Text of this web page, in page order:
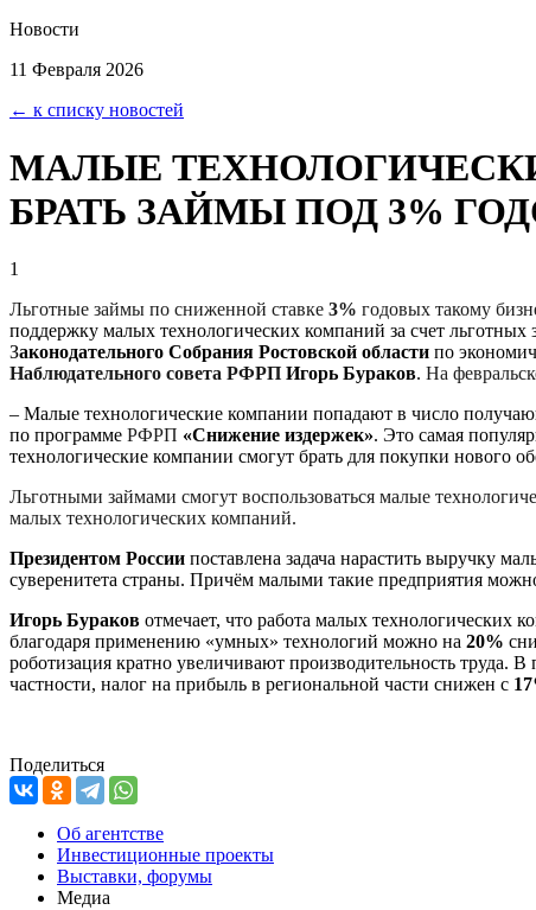
Новости
11 Февраля 2026
← к списку новостей
МАЛЫЕ
БРАТЬ ЗАЙМЫ ПОД 3%
1
Льготные займы по сниженной ставке 3% годовых такому
поддержку малых технологических компаний за счет льготных
Законодательного Собрания Ростовской области по
Наблюдательного совета РФРП Игорь Бураков. На
– Малые технологические компании попадают в число
по программе РФРП «Снижение издержек». Это самая
технологические компании смогут брать для покупки нового
Льготными займами смогут воспользоваться малые
малых технологических компаний.
Президентом России поставлена задача нарастить выручку
суверенитета страны. Причём малыми такие предприятия
Игорь Бураков отмечает, что работа малых
благодаря применению «умных» технологий можно на 20%
роботизация кратно увеличивают производительность труда.
частности, налог на прибыль в региональной части снижен с
Поделиться
Об агентстве
Инвестиционные проекты
Выставки, форумы
Медиа